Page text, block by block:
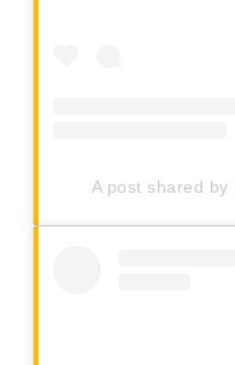
A post shared by